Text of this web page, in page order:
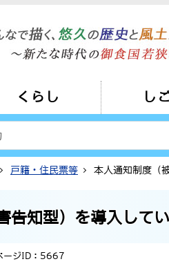
くらし し
戸籍・住民票等 本人通知制度（
告知型）を導入して
ージID：5667